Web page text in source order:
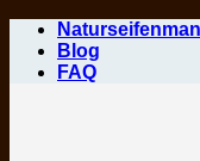
Zum
Inhalt
springen
Blog
FAQ